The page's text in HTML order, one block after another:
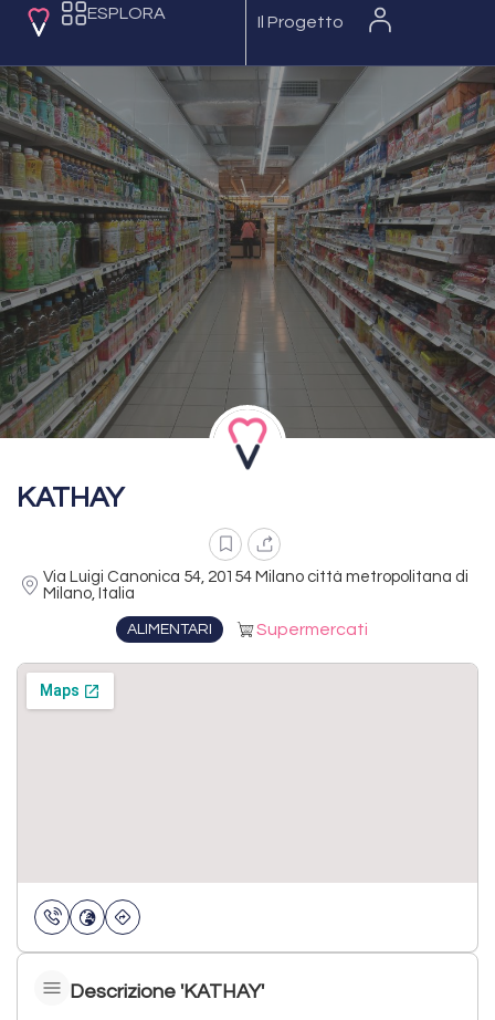
ESPLORA
Il Progetto
KATHAY
Via Luigi Canonica 54, 20154 Milano città metropolitana di
Milano, Italia
ALIMENTARI Supermercati
Descrizione 'KATHAY'